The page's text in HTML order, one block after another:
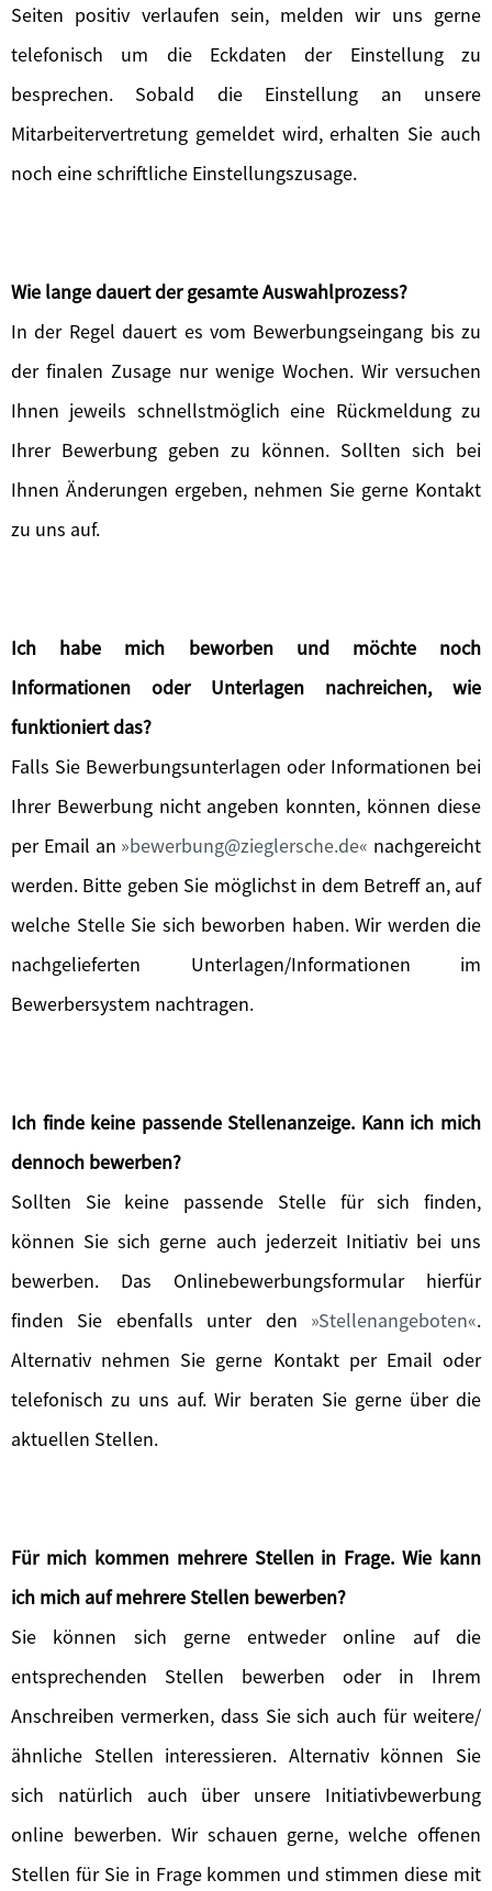
Seiten positiv verlaufen sein, melden wir uns gerne
telefonisch um die Eckdaten der Einstellung zu
besprechen. Sobald die Einstellung an unsere
Mitarbeitervertretung gemeldet wird, erhalten Sie auch
noch eine schriftliche Einstellungszusage.
Wie lange dauert der gesamte Auswahlprozess?
In der Regel dauert es vom Bewerbungseingang bis zu
der finalen Zusage nur wenige Wochen. Wir versuchen
Ihnen jeweils schnellstmöglich eine Rückmeldung zu
Ihrer Bewerbung geben zu können. Sollten sich bei
Ihnen Änderungen ergeben, nehmen Sie gerne Kontakt
zu uns auf.
Ich habe mich beworben und möchte noch
Informationen oder Unterlagen nachreichen, wie
funktioniert das?
Falls Sie Bewerbungsunterlagen oder Informationen bei
Ihrer Bewerbung nicht angeben konnten, können diese
per Email an
bewerbung@zieglersche.de nachgereicht
werden. Bitte geben Sie möglichst in dem Betreff an, auf
welche Stelle Sie sich beworben haben. Wir werden die
nachgelieferten Unterlagen/Informationen im
Bewerbersystem nachtragen.
Ich finde keine passende Stellenanzeige. Kann ich mich
dennoch bewerben?
Sollten Sie keine passende Stelle für sich finden,
können Sie sich gerne auch jederzeit Initiativ bei uns
bewerben. Das Onlinebewerbungsformular hierfür
finden Sie ebenfalls unter den
Stellenangeboten .
Alternativ nehmen Sie gerne Kontakt per Email oder
telefonisch zu uns auf. Wir beraten Sie gerne über die
aktuellen Stellen.
Für mich kommen mehrere Stellen in Frage. Wie kann
ich mich auf mehrere Stellen bewerben?
Sie können sich gerne entweder online auf die
entsprechenden Stellen bewerben oder in Ihrem
Anschreiben vermerken, dass Sie sich auch für weitere/
ähnliche Stellen interessieren. Alternativ können Sie
sich natürlich auch über unsere Initiativbewerbung
online bewerben. Wir schauen gerne, welche offenen
Stellen für Sie in Frage kommen und stimmen diese mit